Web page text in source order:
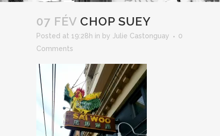
07 FÉV CHOP SUEY
Posted at 19:28h in by Julie Castonguay
0
Comments